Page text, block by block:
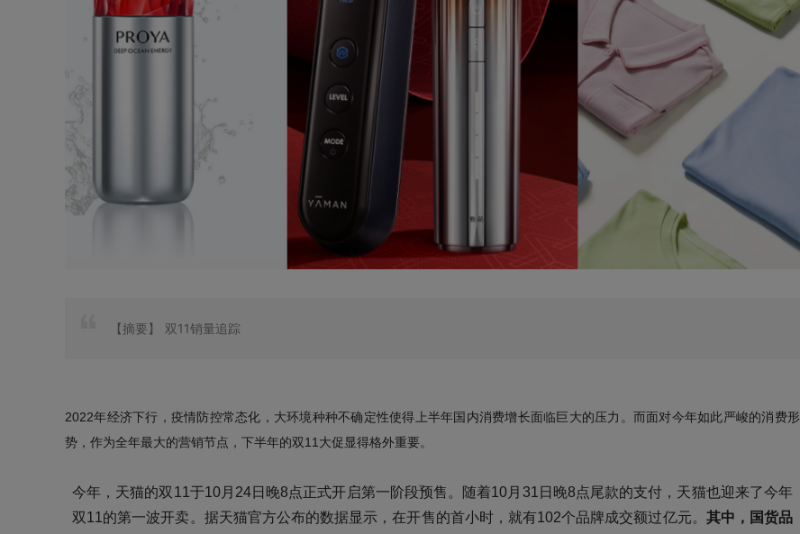
【摘要】 双11销量追踪
2022年经济下行，疫情防控常态化，大环境种种不确定性使得上半年国内消费增长面临巨大的压力。而面对今年如此严峻的消费形
势，作为全年最大的营销节点，下半年的双11大促显得格外重要。
今年，天猫的双11于10月24日晚8点正式开启第一阶段预售。随着10月31日晚8点尾款的支付，天猫也迎来了今年
双11的第一波开卖。据天猫官方公布的数据显示，在开售的首小时，就有102个品牌成交额过亿元。 其中，国货品